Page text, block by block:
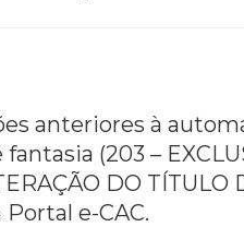
anteriores à
(203 –
DO
e-CAC.